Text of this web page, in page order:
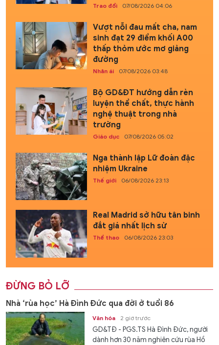
Trao đổi 07/08/2026 04:06
Vượt nỗi đau mất cha, nam
sinh đạt 29 điểm khối A00
thấp thỏm ước mơ giảng
đường
Nhân ái 07/08/2026 03:48
Bộ GD&ĐT hướng dẫn rèn
luyện thể chất, thực hành
nghệ thuật trong nhà
trường
Giáo dục 07/08/2026 05:02
Nga thành lập Lữ đoàn đặc
nhiệm Ukraine
Thế giới 06/08/2026 23:13
Real Madrid sở hữu tân binh
đắt giá nhất lịch sử
Thể thao 06/08/2026 23:03
ĐỪNG BỎ LỠ
Nhà ‘rùa học’ Hà Đình Đức qua đời ở tuổi 86
Văn hóa 2 giờ trước
GD&TĐ - PGS.TS Hà Đình Đức, người
dành hơn 30 năm nghiên cứu rùa Hồ